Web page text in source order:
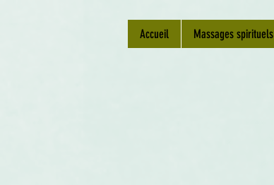
Accueil Massages spirituels